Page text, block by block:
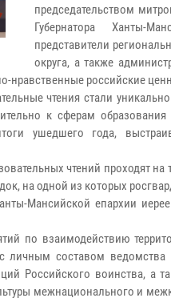
председательством
Губернатора Ханты-
представители
округа, а также
нравственные российские
чтения стали
к сферам
ушедшего года,
чтений проходят
на одной из которых
Мансийской епархии
по взаимодействию
личным составом
Российского воинства,
межнационального и